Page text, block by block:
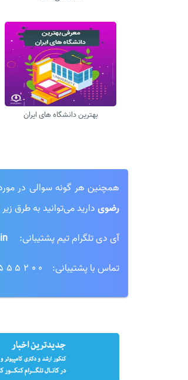
بهترین دانشگاه های ایران
همچنین هر گونه سوالی در مورد
رضویدارید می‌توانید به طرق
آی دی تلگرام تیم پشتیبانی:
تماس با پشتیبانی: